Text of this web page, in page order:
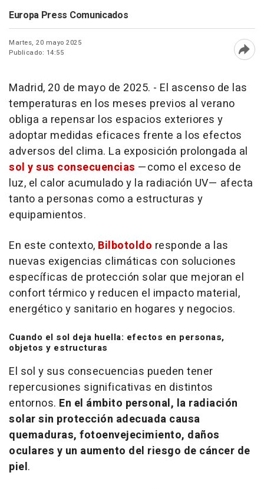
Europa Press Comunicados
Martes, 20 mayo 2025
Publicado: 14:55
Madrid, 20 de mayo de 2025. - El ascenso de las
temperaturas en los meses previos al verano
obliga a repensar los espacios exteriores y
adoptar medidas eficaces frente a los efectos
adversos del clima. La exposición prolongada al
sol y sus consecuencias —como el exceso de
luz, el calor acumulado y la radiación UV— afecta
tanto a personas como a estructuras y
equipamientos.
En este contexto, Bilbotoldo responde a las
nuevas exigencias climáticas con soluciones
específicas de protección solar que mejoran el
conforttérmico y reducen el impacto material,
energético y sanitario en hogares y negocios.
Cuando el sol deja huella: efectos en personas,
objetos y estructuras
El sol y sus consecuencias pueden tener
repercusiones significativas en distintos
entornos. En el ámbito personal, la radiación
solar sin protección adecuada causa
quemaduras, fotoenvejecimiento, daños
oculares y un aumento del riesgo de cáncer de
piel.